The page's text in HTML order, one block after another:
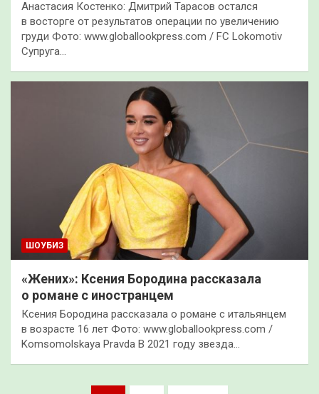
Анастасия Костенко: Дмитрий Тарасов остался
в восторге от результатов операции по увеличению
груди Фото: www.globallookpress.com / FC Lokomotiv
Супруга…
ШОУБИЗ
«Жених»: Ксения Бородина рассказала
о романе с иностранцем
Ксения Бородина рассказала о романе с итальянцем
в возрасте 16 лет Фото: www.globallookpress.com /
Komsomolskaya Pravda В 2021 году звезда…